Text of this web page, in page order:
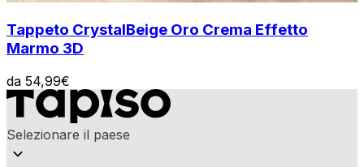
Tappeto CrystalBeige Oro Crema Effetto
Marmo 3D
da 54,99€
Selezionare il paese